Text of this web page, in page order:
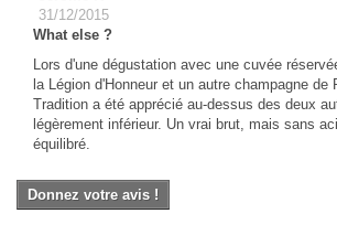
31/12/2015
What else ?
Lors d'une dégustation avec une cuvée
la Légion d'Honneur et un autre champagne de
Tradition a été apprécié au-dessus des deux
légèrement inférieur. Un vrai brut, mais sans
équilibré.
Donnez votre avis !